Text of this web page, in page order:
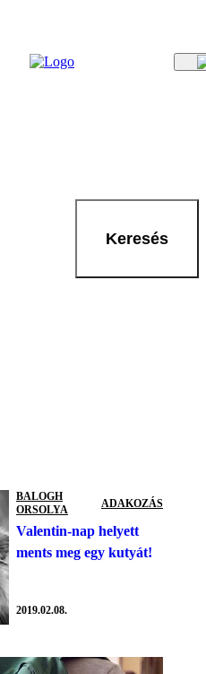
Keresés
BALOGH
ORSOLYA
ADAKOZÁS
Valentin-nap helyett
ments meg egy kutyát!
2019.02.08.